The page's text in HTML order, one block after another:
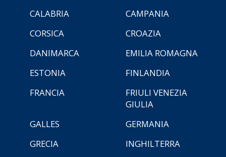
CALABRIA
CAMPANIA
CORSICA
CROAZIA
DANIMARCA
EMILIA ROMAGNA
ESTONIA
FINLANDIA
FRANCIA
FRIULI VENEZIA
GIULIA
GALLES
GERMANIA
GRECIA
INGHILTERRA